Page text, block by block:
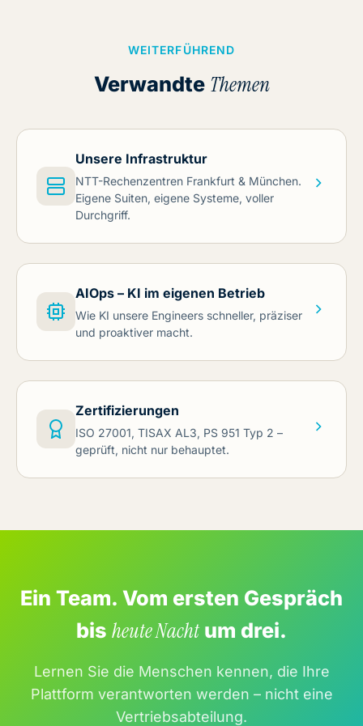
WEITERFÜHREND
Verwandte Themen
Unsere Infrastruktur
NTT-Rechenzentren Frankfurt & München.
Eigene Suiten, eigene Systeme, voller
Durchgriff.
AIOps – KI im eigenen Betrieb
Wie KI unsere Engineers schneller, präziser
und proaktiver macht.
Zertifizierungen
ISO 27001, TISAX AL3, PS 951 Typ 2 –
geprüft, nicht nur behauptet.
Ein Team. Vom ersten Gespräch
bis heute Nachtum drei.
Lernen Sie die Menschen kennen, die Ihre
Plattform verantworten werden – nicht eine
Vertriebsabteilung.